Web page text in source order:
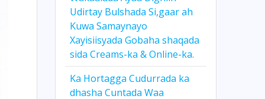
Udirtay Bulshada Si,gaar ah
Kuwa Samaynayo
Xayisiisyada Gobaha shaqada
sida Creams-ka & Online-ka.
Ka Hortagga Cudurrada ka
dhasha Cuntada Waa